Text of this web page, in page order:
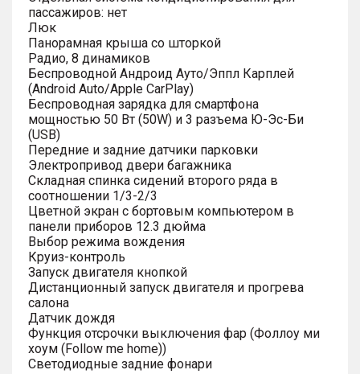
пассажиров: нет
Люк
Панорамная крыша со шторкой
Радио, 8 динамиков
Беспроводной Андроид Ауто/Эппл Карплей
(Android Auto/Apple CarPlay)
Беспроводная зарядка для смартфона
мощностью 50 Вт (50W) и 3 разъема Ю-Эс-Би
(USB)
Передние и задние датчики парковки
Электропривод двери багажника
Складная спинка сидений второго ряда в
соотношении 1/3-2/3
Цветной экран с бортовым компьютером в
панели приборов 12.3 дюйма
Выбор режима вождения
Круиз-контроль
Запуск двигателя кнопкой
Дистанционный запуск двигателя и прогрева
салона
Датчик дождя
Функция отсрочки выключения фар (Фоллоу ми
хоум (Follow me home))
Светодиодные задние фонари